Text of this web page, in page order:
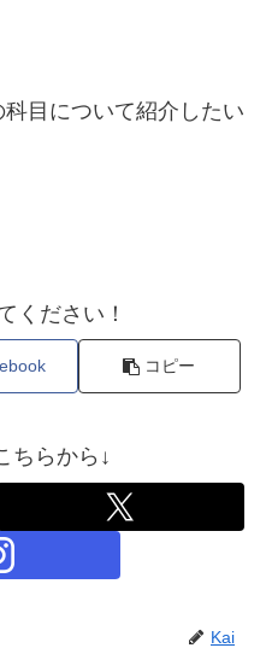
目について紹介したい
ください！
コピー
ちらから↓
Kai